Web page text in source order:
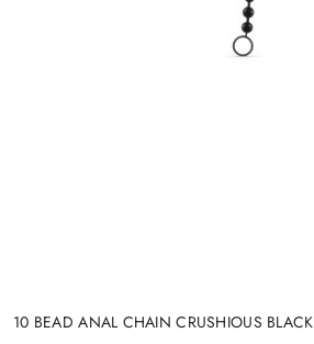
10 BEAD ANAL CHAIN CRUSHIOUS BLACK